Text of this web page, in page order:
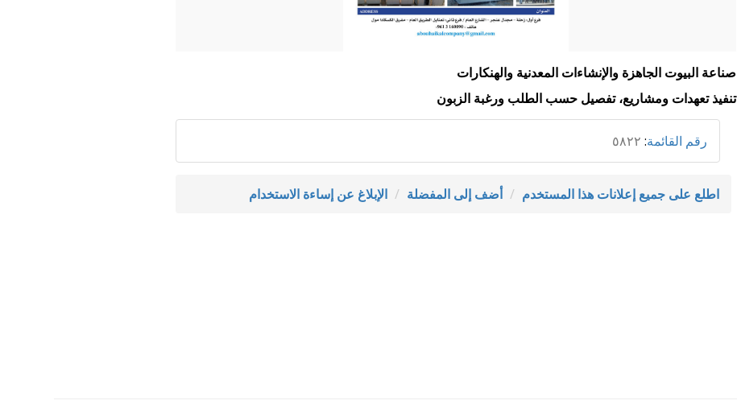
صناعة البيوت الجاهزة والإنشاءات المعدنية والهنكارات
تنفيذ تعهدات ومشاريع، تفصيل حسب الطلب ورغبة الزبون
رقم القائمة: ٥٨٢٢
اطلع على جميع إعلانات هذا المستخدم أضف إلى المفضلة الإبلاغ عن إساءة الاستخدام